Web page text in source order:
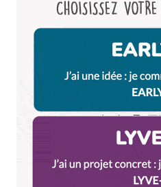
Répondre
[…] 2 verres de Saint-
pas la Saint Valentin, mais
éponyme vous propose 2
partager avec votre
bistro bobo-mais-pas-trop
bons produits, une bonne
brunch mythique. Adresse
Il y avait quoi dans la Pochette
City Crunch
22 novembre 2012 à 11 h 56 min